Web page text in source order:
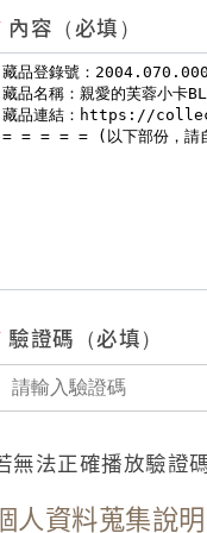
內容（必填）
驗證碼（必填）
無法正確播放驗證
人資料蒐集說明